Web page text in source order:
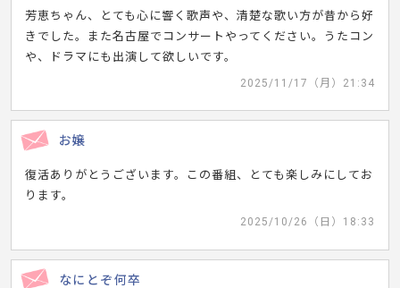
芳恵ちゃん、とても心に響く歌声や、清楚な歌い方が昔から好
きでした。また名古屋でコンサートやってください。うたコン
や、ドラマにも出演して欲しいです。
2025/11/17（月）21:34
お嬢
復活ありがとうございます。この番組、とても楽しみにしてお
ります。
2025/10/26（日）18:33
なにとぞ何卒